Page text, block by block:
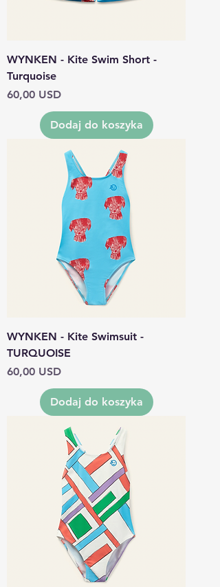
WYNKEN - Kite Swim Short -
Turquoise
Cena
60,00 USD
Dodaj do koszyka
WYNKEN - Kite Swimsuit -
TURQUOISE
Cena
60,00 USD
Dodaj do koszyka